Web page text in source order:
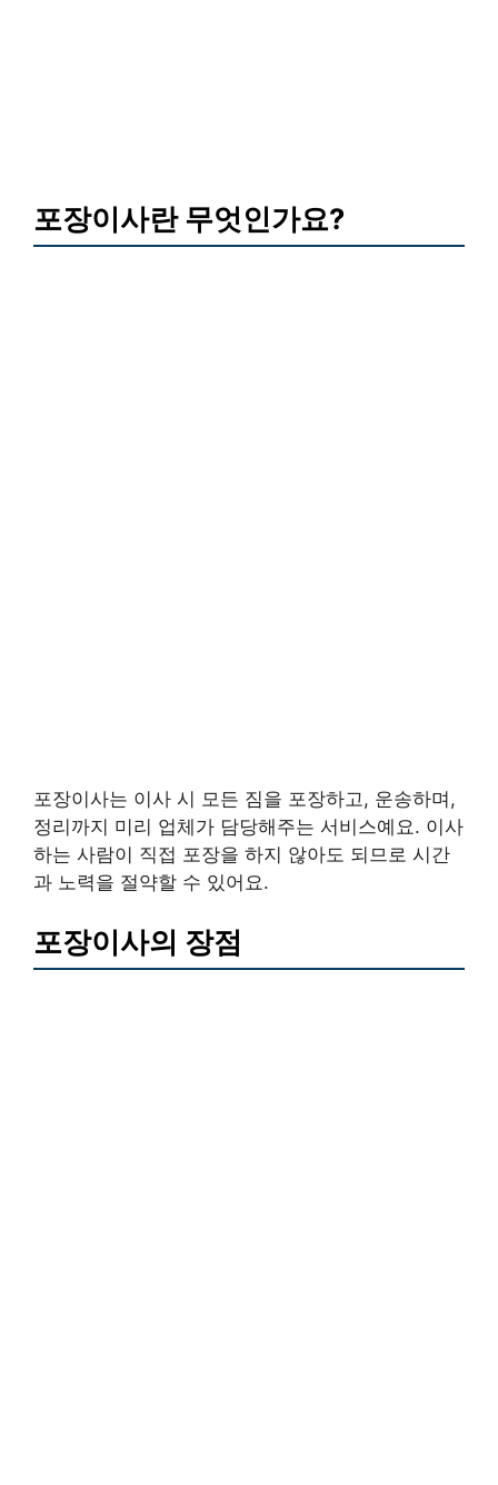
포장이사란 무엇인가요?
포장이사는 이사 시 모든 짐을 포장하고, 운송하며,
정리까지 미리 업체가 담당해주는 서비스예요. 이사
하는 사람이 직접 포장을 하지 않아도 되므로 시간
과 노력을 절약할 수 있어요.
포장이사의 장점